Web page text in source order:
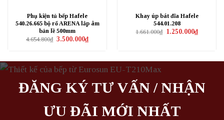
Phụ kiện tủ bếp Hafele
540.26.665 bộ rổ ARENA lắp âm
bản lề 500mm
4.654.800₫ Giá
3.500.000₫Giá
hiện
3.500.000₫.
Khay úp bát đĩa Hafele
544.01.208
1.661.000₫ Giá
1.250.000₫Giá
hiện
ĐĂNG KÝ TƯ VẤN / NHẬN
ƯU ĐÃI MỚI NHẤT